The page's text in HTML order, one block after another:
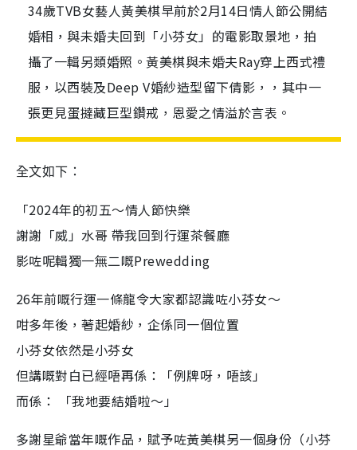
34歲TVB女藝人黃美棋早前於2月14日情人節公開結
婚相，與未婚夫回到「小芬女」的電影取景地，拍
攝了一輯另類婚照。黃美棋與未婚夫Ray穿上西式禮
服，以西裝及Deep V婚紗造型留下倩影，，其中一
張更見蛋撻藏巨型鑽戒，恩愛之情溢於言表。
全文如下：
「2024年的初五～情人節快樂
謝謝「威」水哥 帶我回到行運茶餐廳
影咗呢輯獨一無二嘅Prewedding
26年前嘅行運一條龍令大家都認識咗小芬女～
咁多年後，著起婚紗，企係同一個位置
小芬女依然是小芬女
但講嘅對白已經唔再係：「例牌呀，唔該」
而係： 「我地要結婚啦～」
多謝星爺當年嘅作品，賦予咗黃美棋另一個身份（小芬